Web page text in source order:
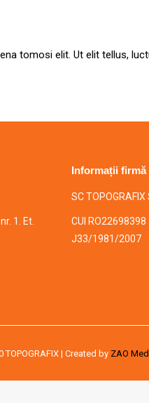
tomosi elit. Ut elit tellus,
1. Et.
Informații firmă
SC TOPOGRAFIX
CUI RO22698398
J33/1981/2007
| Created by ZAO